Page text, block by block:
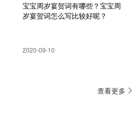
宝宝周岁宴贺词有哪些？宝宝周
岁宴贺词怎么写比较好呢？
2020-09-10
查看更多